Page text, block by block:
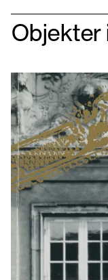
Objekter